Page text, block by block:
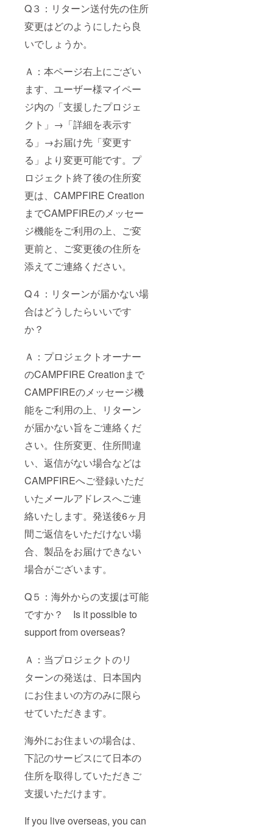
Q３：リターン送付先の住所
変更はどのようにしたら良
いでしょうか。
Ａ：本ページ右上にござい
ます、ユーザー様マイペー
ジ内の「支援したプロジェ
クト」→「詳細を表示す
る」→お届け先「変更す
る」より変更可能です。プ
ロジェクト終了後の住所変
更は、CAMPFIRE Creation
までCAMPFIREのメッセー
ジ機能をご利用の上、ご変
更前と、ご変更後の住所を
添えてご連絡ください。
Q４：リターンが届かない場
合はどうしたらいいです
か？
Ａ：プロジェクトオーナー
のCAMPFIRE Creationまで
CAMPFIREのメッセージ機
能をご利用の上、リターン
が届かない旨をご連絡くだ
さい。住所変更、住所間違
い、返信がない場合などは
CAMPFIREへご登録いただ
いたメールアドレスへご連
絡いたします。発送後6ヶ月
間ご返信をいただけない場
合、製品をお届けできない
場合がございます。
Q５：海外からの支援は可能
ですか？ Is it possible to
support from overseas?
Ａ：当プロジェクトのリ
ターンの発送は、日本国内
にお住まいの方のみに限ら
せていただきます。
海外にお住まいの場合は、
下記のサービスにて日本の
住所を取得していただきご
支援いただけます。
If you live overseas, you can